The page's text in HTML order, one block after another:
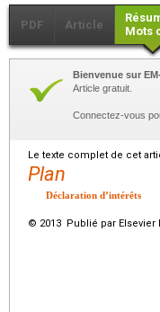
PDF Article
Mots
Bienvenue sur
Article gratuit.
Connectez-vous
Le texte complet de cet
Plan
Déclaration d’intérêts
© 2013 Publié par Elsevier